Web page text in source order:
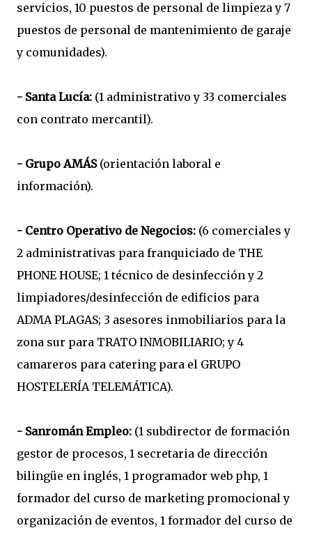
servicios, 10 puestos de personal de limpieza y 7
puestos de personal de mantenimiento de garaje
y comunidades).
- Santa Lucía: (1 administrativo y 33 comerciales
con contrato mercantil).
- Grupo AMÁS(orientación laboral e
información).
- Centro Operativo de Negocios: (6 comerciales y
2 administrativas para franquiciado de THE
PHONE HOUSE; 1 técnico de desinfección y 2
limpiadores/desinfección de edificios para
ADMA PLAGAS; 3 asesores inmobiliarios para la
zona sur para TRATO INMOBILIARIO; y 4
camareros para catering para el GRUPO
HOSTELERÍA TELEMÁTICA).
- Sanromán Empleo: (1 subdirector de formación
gestor de procesos, 1 secretaria de dirección
bilingüe en inglés, 1 programador web php, 1
formador del curso de marketing promocional y
organización de eventos, 1 formador del curso de